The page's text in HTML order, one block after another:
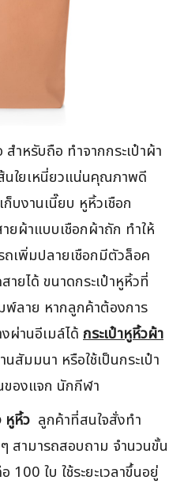
สำหรับถือ ทำจากกระเป๋าผ้า
ใยเหนี่ยวแน่นคุณภาพดี
บงานเนี๊ยบ หูหิ้วเชือก
ยผ้าแบบเชือกผ้าถัก ทำให้
ถเพิ่มปลายเชือกมีตัวล็อค
ยได้ ขนาดกระเป๋าหูหิ้วที่
ลาย หากลูกค้าต้องการ
ผ่านอีเมล์ได้ กระเป๋าหูหิ้วผ้า
นสัมมนา หรือใช้เป็นกระเป๋า
ของแจก นักกีฬา
หูหิ้ว ลูกค้าที่สนใจสั่งทำ
สามารถสอบถาม จำนวนขั้น
100 ใบ ใช้ระยะเวลาขึ้นอยู่